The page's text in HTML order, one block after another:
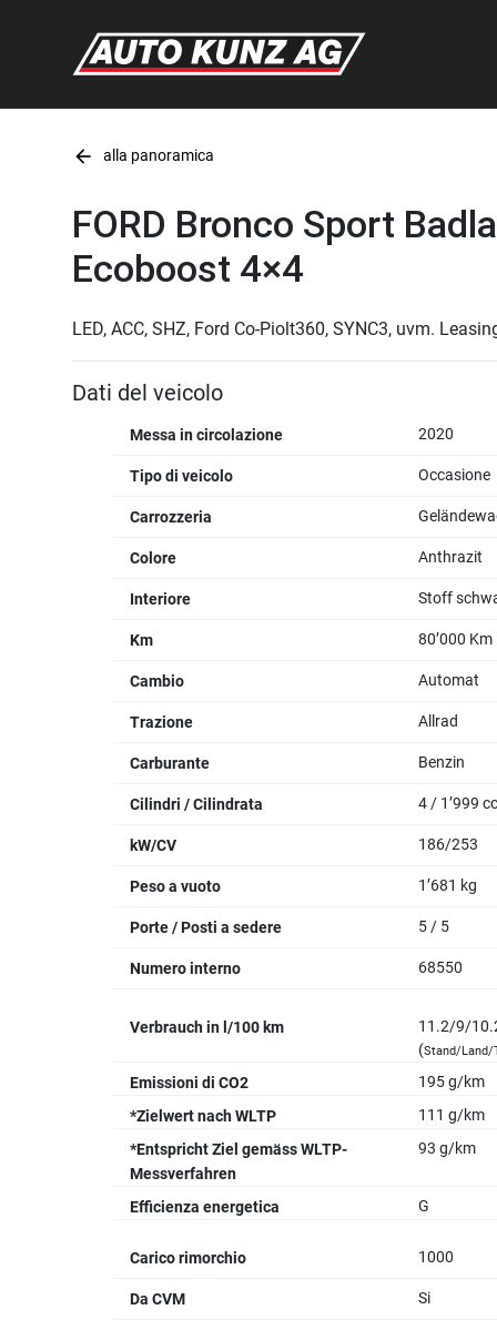
arrow_back alla panoramica
FORD Bronco Sport
Ecoboost 4×4
LED, ACC, SHZ, Ford Co-Piolt360, SYNC3, uvm.
Dati del veicolo
Messa in circolazione 2020
Tipo di veicolo Occasione
Carrozzeria
Colore Anthrazit
Interiore Stoff
Km 80’000 Km
Cambio Automat
Trazione Allrad
Carburante Benzin
Cilindri / Cilindrata 4 / 1’999
kW/CV 186/253
Peso a vuoto 1’681 kg
Porte / Posti a sedere 5 / 5
Numero interno 68550
Verbrauch in l/100 km
11.2/9/
(Stand/Land/
Emissioni di CO2
195 g/km
*Zielwert nach WLTP
111 g/km
*Entspricht Ziel gemäss WLTP-
Messverfahren
93 g/km
Efficienza energetica G
Carico rimorchio 1000
Da CVM Si